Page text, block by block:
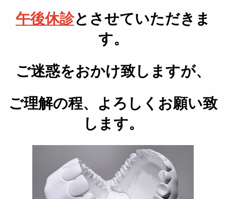
午後休診とさせていただきま
す。
ご迷惑をおかけ致しますが、
ご理解の程、 よろしくお願い致
します。